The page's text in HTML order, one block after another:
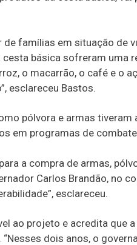
famílias em situação de
básica sofreram uma
o macarrão, o café e o
esclareceu Bastos.
pólvora e armas tiveram
em programas de
a compra de armas,
Carlos Brandão, no
esclareceu.
ao projeto e acredita que
dois anos, o